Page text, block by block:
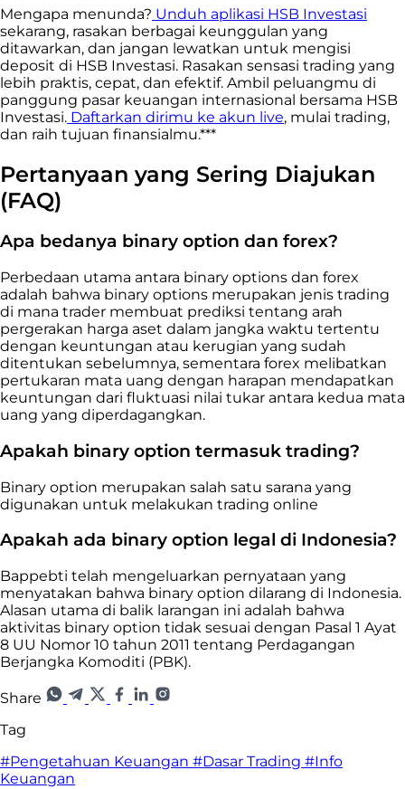
Mengapa menunda? Unduh aplikasi HSB Investasi
sekarang, rasakan berbagai keunggulan yang
ditawarkan, dan jangan lewatkan untuk mengisi
deposit di HSB Investasi. Rasakan sensasi trading yang
lebih praktis, cepat, dan efektif. Ambil peluangmu di
panggung pasar keuangan internasional bersama HSB
Investasi. Daftarkan dirimu ke akun live, mulai trading,
dan raih tujuan finansialmu.***
Pertanyaan yang Sering Diajukan
(FAQ)
Apa bedanya binary option dan forex?
Perbedaan utama antara binary options dan forex
adalah bahwa binary options merupakan jenis trading
di mana trader membuat prediksi tentang arah
pergerakan harga aset dalam jangka waktu tertentu
dengan keuntungan atau kerugian yang sudah
ditentukan sebelumnya, sementara forex melibatkan
pertukaran mata uang dengan harapan mendapatkan
keuntungan dari fluktuasi nilai tukar antara kedua mata
uang yang diperdagangkan.
Apakah binary option termasuk trading?
Binary option merupakan salah satu sarana yang
digunakan untuk melakukan trading online
Apakah ada binary option legal di Indonesia?
Bappebti telah mengeluarkan pernyataan yang
menyatakan bahwa binary option dilarang di Indonesia.
Alasan utama di balik larangan ini adalah bahwa
aktivitas binary option tidak sesuai dengan Pasal 1 Ayat
8 UU Nomor 10 tahun 2011 tentang Perdagangan
Berjangka Komoditi (PBK).
Share
Tag
#Pengetahuan Keuangan #Dasar Trading #Info
Keuangan